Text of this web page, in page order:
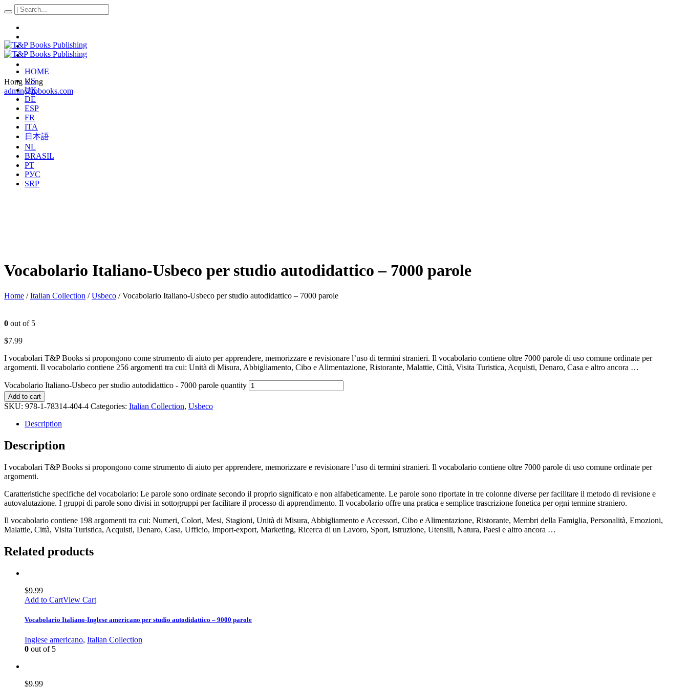
Hong Kong
admin@tpbooks.com
HOME
US
UK
DE
ESP
FR
ITA
日本語
NL
BRASIL
PT
РУС
SRP
Vocabolario Italiano-Usbeco per studio autodidattico – 7000 parole
Home /Italian Collection /Usbeco / Vocabolario Italiano-Usbeco per studio autodidattico – 7000 parole
0 out of 5
$7.99
I vocabolari T&P Books si propongono come strumento di aiuto per apprendere, memorizzare e revisionare l’uso di termini stranieri. Il vocabolario contiene oltre 7000 parole di uso comune ordinate per
argomenti. Il vocabolario contiene 256 argomenti tra cui: Unità di Misura, Abbigliamento, Cibo e Alimentazione, Ristorante, Malattie, Città, Visita Turistica, Acquisti, Denaro, Casa e altro ancora …
Vocabolario Italiano-Usbeco per studio autodidattico - 7000 parole quantity
Add to cart
SKU: 978-1-78314-404-4 Categories: Italian Collection, Usbeco
Description
Description
I vocabolari T&P Books si propongono come strumento di aiuto per apprendere, memorizzare e revisionare l’uso di termini stranieri. Il vocabolario contiene oltre 7000 parole di uso comune ordinate per
argomenti.
Caratteristiche specifiche del vocabolario: Le parole sono ordinate secondo il proprio significato e non alfabeticamente. Le parole sono riportate in tre colonne diverse per facilitare il metodo di revisione e
autovalutazione. I gruppi di parole sono divisi in sottogruppi per facilitare il processo di apprendimento. Il vocabolario offre una pratica e semplice trascrizione fonetica per ogni termine straniero.
Il vocabolario contiene 198 argomenti tra cui: Numeri, Colori, Mesi, Stagioni, Unità di Misura, Abbigliamento e Accessori, Cibo e Alimentazione, Ristorante, Membri della Famiglia, Personalità, Emozioni,
Malattie, Città, Visita Turistica, Acquisti, Denaro, Casa, Ufficio, Import-export, Marketing, Ricerca di un Lavoro, Sport, Istruzione, Utensili, Natura, Paesi e altro ancora …
Related products
$9.99
Add to CartView Cart
Vocabolario Italiano-Inglese americano per studio autodidattico – 9000 parole
Inglese americano, Italian Collection
0 out of 5
$9.99